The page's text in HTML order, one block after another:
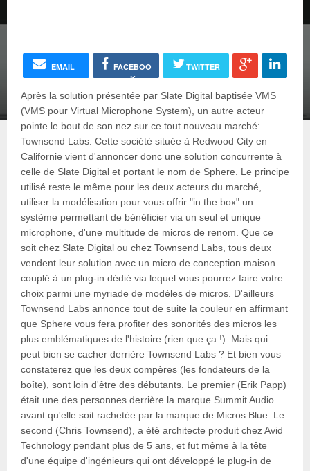
EMAIL
FACEBOO
K
TWITTER
Après la solution présentée par Slate Digital baptisée VMS
(VMS pour Virtual Microphone System), un autre acteur
pointe le bout de son nez sur ce tout nouveau marché:
Townsend Labs. Cette société située à Redwood City en
Californie vient d'annoncer donc une solution concurrente à
celle de Slate Digital et portant le nom de Sphere. Le principe
utilisé reste le même pour les deux acteurs du marché,
utiliser la modélisation pour vous offrir "in the box" un
système permettant de bénéficier via un seul et unique
microphone, d'une multitude de micros de renom. Que ce
soit chez Slate Digital ou chez Townsend Labs, tous deux
vendent leur solution avec un micro de conception maison
couplé à un plug-in dédié via lequel vous pourrez faire votre
choix parmi une myriade de modèles de micros. D'ailleurs
Townsend Labs annonce tout de suite la couleur en affirmant
que Sphere vous fera profiter des sonorités des micros les
plus emblématiques de l'histoire (rien que ça !). Mais qui
peut bien se cacher derrière Townsend Labs ? Et bien vous
constaterez que les deux compères (les fondateurs de la
boîte), sont loin d'être des débutants. Le premier (Erik Papp)
était une des personnes derrière la marque Summit Audio
avant qu'elle soit rachetée par la marque de Micros Blue. Le
second (Chris Townsend), a été architecte produit chez Avid
Technology pendant plus de 5 ans, et fut même à la tête
d'une équipe d'ingénieurs qui ont développé le plug-in de